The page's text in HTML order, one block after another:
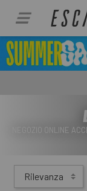
NEGOZIO ONLINE
Rilevanza